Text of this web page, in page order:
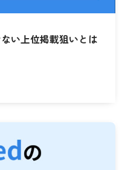
い上位掲載狙いとは